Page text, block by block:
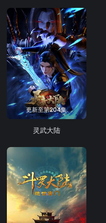
更新至第204集
灵武大陆